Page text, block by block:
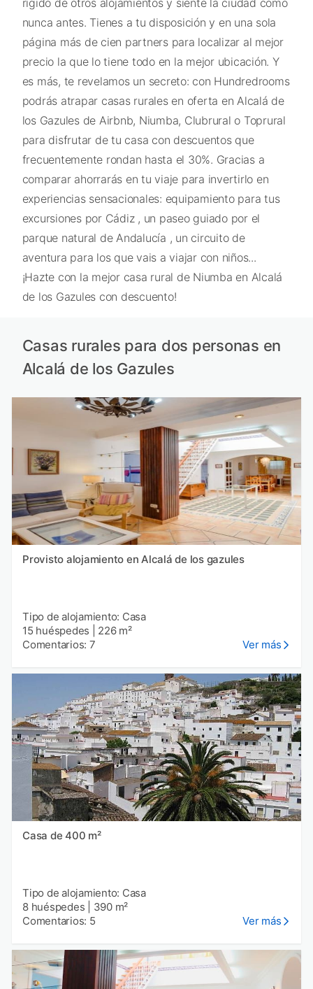
rígido de otros alojamientos y siente la ciudad como
nunca antes. Tienes a tu disposición y en una sola
página más de cien partners para localizar al mejor
precio la que lo tiene todo en la mejor ubicación. Y
es más, te revelamos un secreto: con Hundredrooms
podrás atrapar casas rurales en oferta en Alcalá de
los Gazules de Airbnb, Niumba, Clubrural o Toprural
para disfrutar de tu casa con descuentos que
frecuentemente rondan hasta el 30%. Gracias a
comparar ahorrarás en tu viaje para invertirlo en
experiencias sensacionales: equipamiento para tus
excursiones por Cádiz , un paseo guiado por el
parque natural de Andalucía , un circuito de
aventura para los que vais a viajar con niños...
¡Hazte con la mejor casa rural de Niumba en Alcalá
de los Gazules con descuento!
Casas rurales para dos personas en
Alcalá de los Gazules
Provisto alojamiento en Alcalá de los gazules
Tipo de alojamiento: Casa
15 huéspedes
226 m²
Comentarios: 7
Ver más
Casa de 400 m²
Tipo de alojamiento: Casa
8 huéspedes
390 m²
Comentarios: 5
Ver más